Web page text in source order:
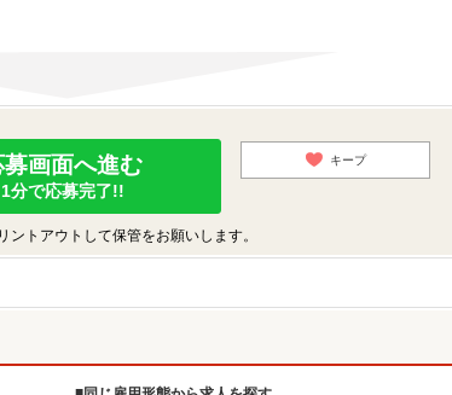
募画面へ進む
1分で応募完了!!
キープ
トアウトして保管をお願いします。